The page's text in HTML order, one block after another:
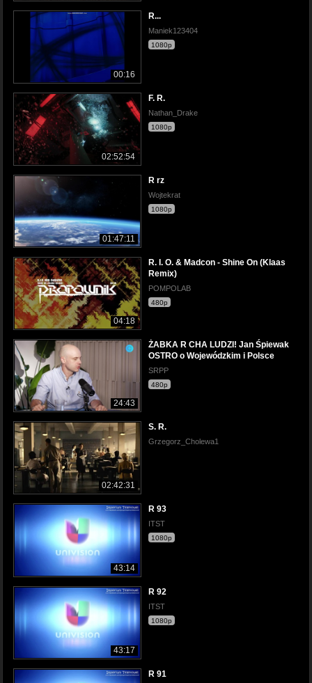
00:16
R...
Maniek123404
1080p
02:52:54
F. R.
Nathan_Drake
1080p
01:47:11
R rz
Wojtekrat
1080p
04:18
R. I. O. & Madcon - Shine On (Klaas
Remix)
POMPOLAB
480p
24:43
ŻABKA R CHA LUDZI! Jan Śpiewak
OSTRO o Wojewódzkim i Polsce
SRPP
480p
02:42:31
S. R.
Grzegorz_Cholewa1
43:14
R 93
ITST
1080p
43:17
R 92
ITST
1080p
R 91